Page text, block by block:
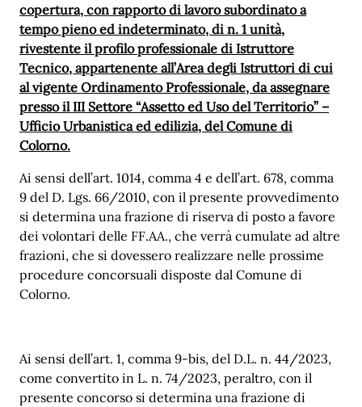
copertura, con rapporto di lavoro subordinato a
tempo pieno ed indeterminato, di n. 1 unità,
rivestente il profilo professionale di Istruttore
Tecnico, appartenente all’Area degli Istruttori di cui
al vigente Ordinamento Professionale, da assegnare
presso il III Settore “Assetto ed Uso del Territorio” –
Ufficio Urbanistica ed edilizia, del Comune di
Colorno.
Ai sensi dell’art. 1014, comma 4 e dell’art. 678, comma
9 del D. Lgs. 66/2010, con il presente provvedimento
si determina una frazione di riserva di posto a favore
dei volontari delle FF.AA., che verrà cumulate ad altre
frazioni, che si dovessero realizzare nelle prossime
procedure concorsuali disposte dal Comune di
Colorno.
Ai sensi dell’art. 1, comma 9-bis, del D.L. n. 44/2023,
come convertito in L. n. 74/2023, peraltro, con il
presente concorso si determina una frazione di